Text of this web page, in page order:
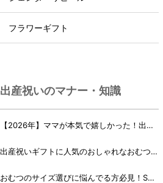
フラワーギフト
出産祝いのマナー・知識
【2026年】ママが本気で嬉しかった！出産
出産祝いギフトに人気のおしゃれなおむつケ
おむつのサイズ選びに悩んでる方必見！Sサ